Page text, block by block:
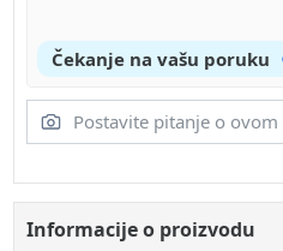
Čekanje na vašu poruku
Informacije o proizvodu